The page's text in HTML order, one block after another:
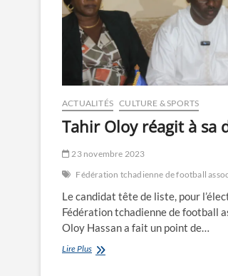
ACTUALITÉS CULTURE & SPORTS
Tahir Oloy réagit à sa
23 novembre 2023
Fédération tchadienne de football
Le candidat tête de liste, pour
Fédération tchadienne de football
Oloy Hassan a fait un point de…
Lire PlusTahir